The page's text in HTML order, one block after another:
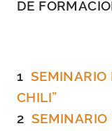
DE
SEMINARIO
CHILI”
SEMINARIO